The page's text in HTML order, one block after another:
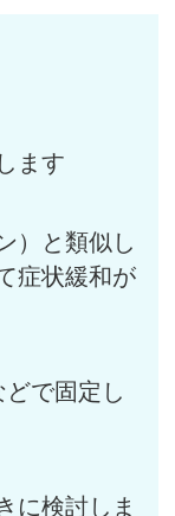
ます
）と類似し
症状緩和が
で固定し
に検討しま